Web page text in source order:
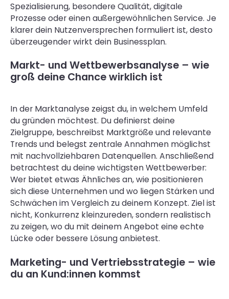
Spezialisierung, besondere Qualität, digitale
Prozesse oder einen außergewöhnlichen Service. Je
klarer dein Nutzenversprechen formuliert ist, desto
überzeugender wirkt dein Businessplan.
Markt- und Wettbewerbsanalyse – wie
groß deine Chance wirklich ist
In der Marktanalyse zeigst du, in welchem Umfeld
du gründen möchtest. Du definierst deine
Zielgruppe, beschreibst Marktgröße und relevante
Trends und belegst zentrale Annahmen möglichst
mit nachvollziehbaren Datenquellen. Anschließend
betrachtest du deine wichtigsten Wettbewerber:
Wer bietet etwas Ähnliches an, wie positionieren
sich diese Unternehmen und wo liegen Stärken und
Schwächen im Vergleich zu deinem Konzept. Ziel ist
nicht, Konkurrenz kleinzureden, sondern realistisch
zu zeigen, wo du mit deinem Angebot eine echte
Lücke oder bessere Lösung anbietest.
Marketing- und Vertriebsstrategie – wie
du an Kund:innen kommst